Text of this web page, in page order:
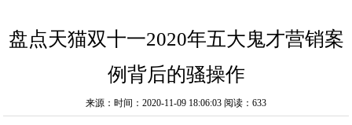
盘点天猫双十一2020年五大鬼才营销案
例背后的骚操作
来源：时间：2020-11-09 18:06:03 阅读：633